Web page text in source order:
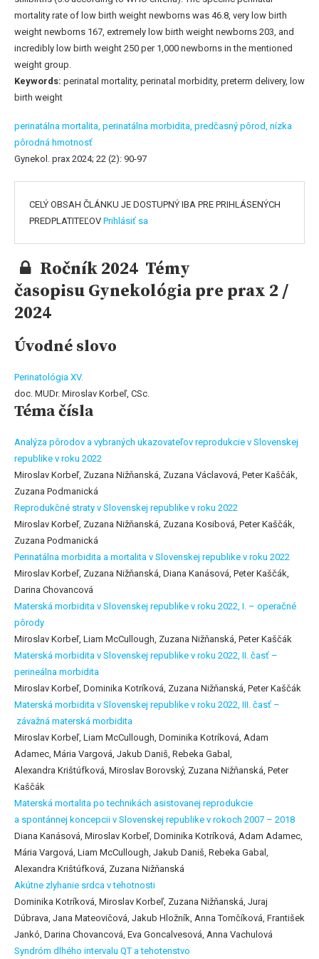
mortality rate of low birth weight newborns was 46.8, very low birth
weight newborns 167, extremely low birth weight newborns 203, and
incredibly low birth weight 250 per 1,000 newborns in the mentioned
weight group.
Keywords: perinatal mortality, perinatal morbidity, preterm delivery, low
birth weight
perinatálna mortalita, perinatálna morbidita, predčasný pôrod, nízka
pôrodná hmotnosť
Gynekol. prax 2024; 22 (2): 90-97
CELÝ OBSAH ČLÁNKU JE DOSTUPNÝ IBA PRE PRIHLÁSENÝCH
PREDPLATITEĽOV Prihlásiť sa
Ročník 2024 Témy
časopisu Gynekológia pre prax 2 /
2024
Úvodné slovo
Perinatológia XV.
doc. MUDr. Miroslav Korbeľ, CSc.
Téma čísla
Analýza pôrodov a vybraných ukazovateľov reprodukcie v Slovenskej
republike v roku 2022
Miroslav Korbeľ, Zuzana Nižňanská, Zuzana Václavová, Peter Kaščák,
Zuzana Podmanická
Reprodukčné straty v Slovenskej republike v roku 2022
Miroslav Korbeľ, Zuzana Nižňanská, Zuzana Kosibová, Peter Kaščák,
Zuzana Podmanická
Perinatálna morbidita a mortalita v Slovenskej republike v roku 2022
Miroslav Korbeľ, Zuzana Nižňanská, Diana Kanásová, Peter Kaščák,
Darina Chovancová
Materská morbidita v Slovenskej republike v roku 2022, I. – operačné
pôrody
Miroslav Korbeľ, Liam McCullough, Zuzana Nižňanská, Peter Kaščák
Materská morbidita v Slovenskej republike v roku 2022, II. časť –
perineálna morbidita
Miroslav Korbeľ, Dominika Kotríková, Zuzana Nižňanská, Peter Kaščák
Materská morbidita v Slovenskej republike v roku 2022, III. časť –
závažná materská morbidita
Miroslav Korbeľ, Liam McCullough, Dominika Kotríková, Adam
Adamec, Mária Vargová, Jakub Daniš, Rebeka Gabal,
Alexandra Krištúfková, Miroslav Borovský, Zuzana Nižňanská, Peter
Kaščák
Materská mortalita po technikách asistovanej reprodukcie
a spontánnej koncepcii v Slovenskej republike v rokoch 2007 – 2018
Diana Kanásová, Miroslav Korbeľ, Dominika Kotríková, Adam Adamec,
Mária Vargová, Liam McCullough, Jakub Daniš, Rebeka Gabal,
Alexandra Krištúfková, Zuzana Nižňanská
Akútne zlyhanie srdca v tehotnosti
Dominika Kotríková, Miroslav Korbeľ, Zuzana Nižňanská, Juraj
Dúbrava, Jana Mateovičová, Jakub Hložník, Anna Tomčíková, František
Jankó, Darina Chovancová, Eva Goncalvesová, Anna Vachulová
Syndróm dlhého intervalu QT a tehotenstvo